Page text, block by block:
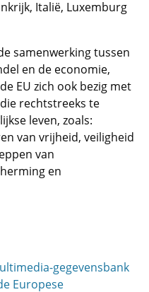
Italië, Luxemburg
samenwerking tussen
en de economie,
EU zich ook bezig met
rechtstreeks te
leven, zoals:
van vrijheid, veiligheid
van
en
gegevensbank
Europese